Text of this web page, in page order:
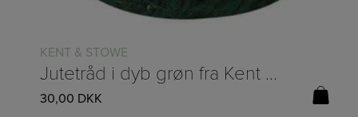
KENT & STOWE
Jutetråd i dyb grøn fra Kent & Stowe – 80m
30,00 DKK